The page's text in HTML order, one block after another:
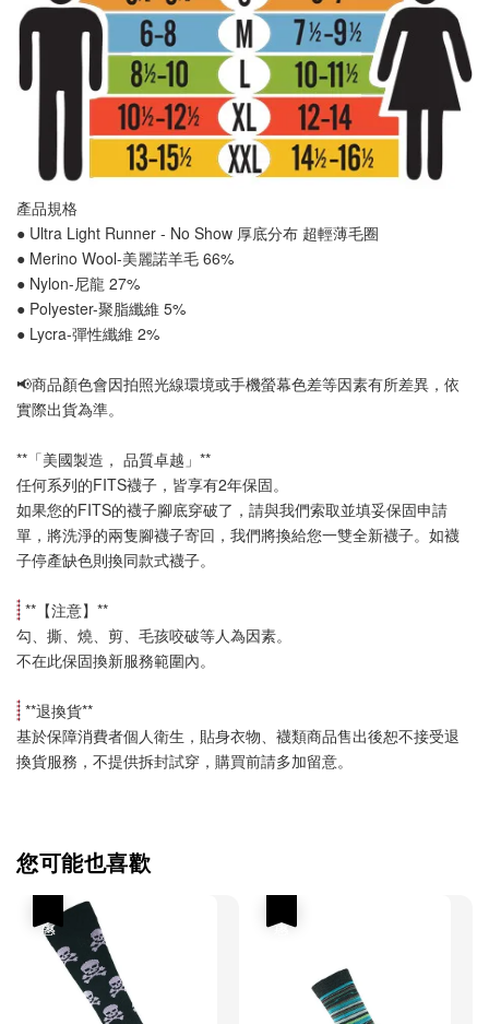
產品規格
● Ultra Light Runner - No Show 厚底分布 超輕薄毛圈
● Merino Wool-美麗諾羊毛 66%
● Nylon-尼龍 27%
● Polyester-聚脂纖維 5%
● Lycra-彈性纖維 2%
📢商品顏色會因拍照光線環境或手機螢幕色差等因素有所差異，依
實際出貨為準。
**「美國製造， 品質卓越」**
任何系列的FITS襪子，皆享有2年保固。
如果您的FITS的襪子腳底穿破了，請與我們索取並填妥保固申請
單，將洗淨的兩隻腳襪子寄回，我們將換給您一雙全新襪子。如襪
子停產缺色則換同款式襪子。
**【注意】**
勾、撕、燒、剪、毛孩咬破等人為因素。
不在此保固換新服務範圍內。
**退換貨**
基於保障消費者個人衛生，貼身衣物、襪類商品售出後恕不接受退
換貨服務，不提供拆封試穿，購買前請多加留意。
您可能也喜歡